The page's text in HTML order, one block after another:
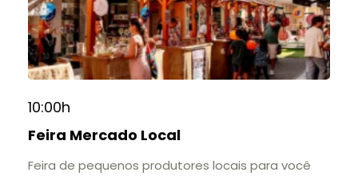
10:00h
Feira Mercado Local
Feira de pequenos produtores locais para você